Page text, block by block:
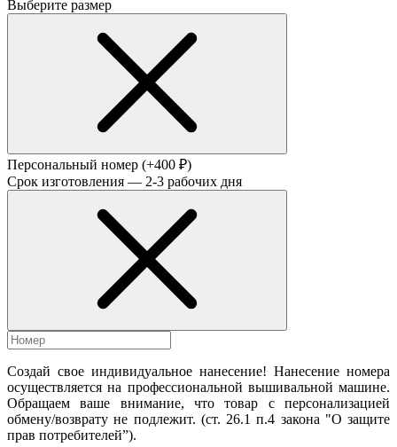
Выберите размер
Персональный номер (+400 ₽)
Срок изготовления — 2-3 рабочих дня
Создай свое индивидуальное нанесение! Нанесение номера
осуществляется на профессиональной вышивальной машине.
Обращаем ваше внимание, что товар с персонализацией
обмену/возврату не подлежит. (ст. 26.1 п.4 закона "О защите
прав потребителей”).